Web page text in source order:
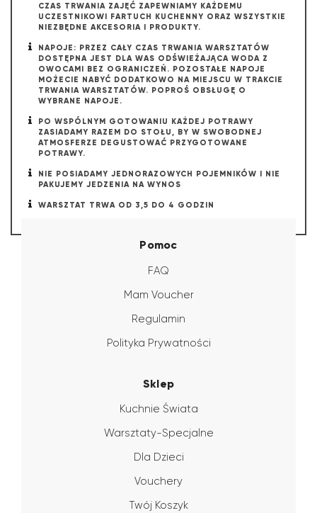
CZAS TRWANIA ZAJĘĆ ZAPEWNIAMY KAŻDEMU
UCZESTNIKOWI FARTUCH KUCHENNY ORAZ WSZYSTKIE
NIEZBĘDNE AKCESORIA I PRODUKTY.
NAPOJE: PRZEZ CAŁY CZAS TRWANIA WARSZTATÓW
DOSTĘPNA JEST DLA WAS ODŚWIEŻAJĄCA WODA Z
OWOCAMI BEZ OGRANICZEŃ. POZOSTAŁE NAPOJE
MOŻECIE NABYĆ DODATKOWO NA MIEJSCU W TRAKCIE
TRWANIA WARSZTATÓW. POPROŚ OBSŁUGĘ O
WYBRANE NAPOJE.
PO WSPÓLNYM GOTOWANIU KAŻDEJ POTRAWY
ZASIADAMY RAZEM DO STOŁU, BY W SWOBODNEJ
ATMOSFERZE DEGUSTOWAĆ PRZYGOTOWANE
POTRAWY.
NIE POSIADAMY JEDNORAZOWYCH POJEMNIKÓW I NIE
PAKUJEMY JEDZENIA NA WYNOS
WARSZTAT TRWA OD 3,5 DO 4 GODZIN
Pomoc
FAQ
Mam Voucher
Regulamin
Polityka Prywatności
Sklep
Kuchnie Świata
Warsztaty-Specjalne
Dla Dzieci
Vouchery
Twój Koszyk